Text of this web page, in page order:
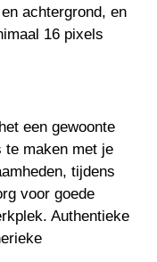
achtergrond, en
16 pixels
een gewoonte
te maken met je
tijdens
voor goede
Authentieke